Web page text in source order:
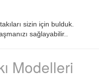
sizin için bulduk.
sağlayabilir..
Modelleri